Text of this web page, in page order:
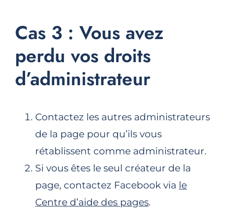
Cas 3 : Vous avez
perdu vos droits
d’administrateur
Contactez les autres administrateurs
de la page pour qu’ils vous
rétablissent comme administrateur.
Si vous êtes le seul créateur de la
page, contactez Facebook via le
Centre d’aide des pages.